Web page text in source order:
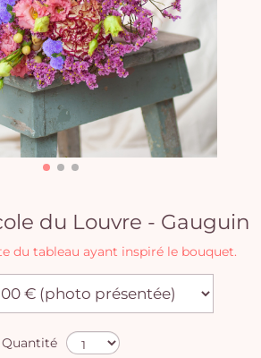
du Louvre - Gauguin
du tableau ayant inspiré le bouquet.
Quantité